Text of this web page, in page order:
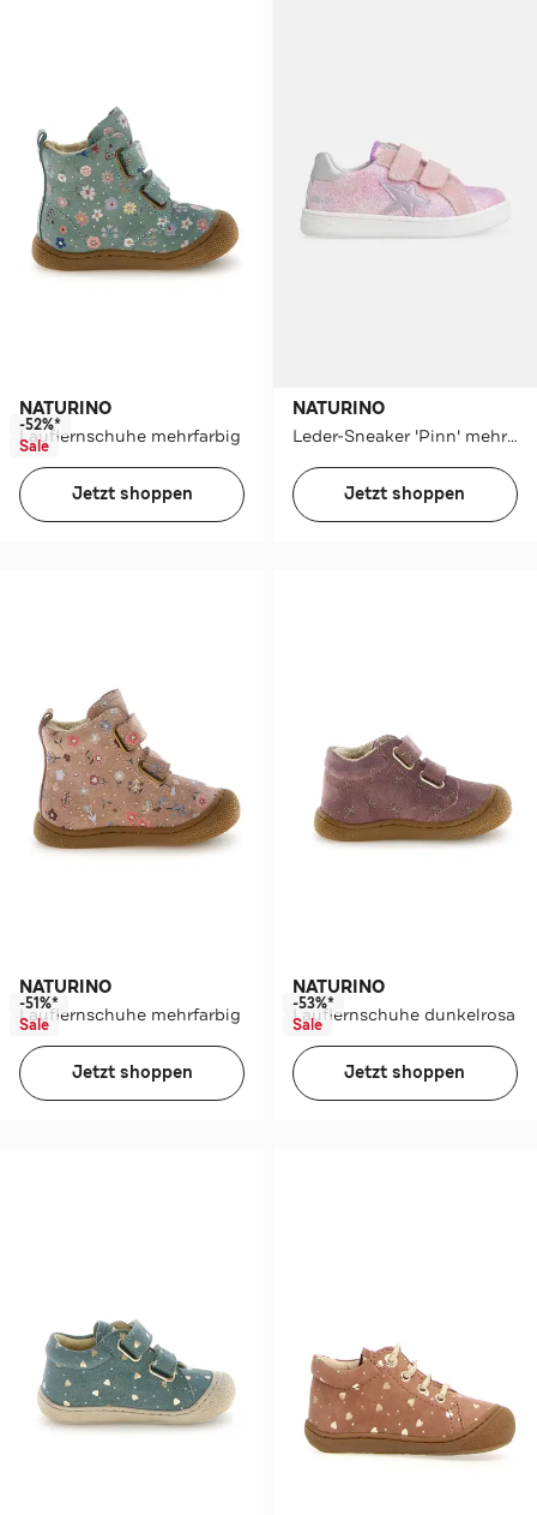
NATURINO
Lauflernschuhe mehrfarbig
-52%*
Sale
Jetzt shoppen
NATURINO
Leder-Sneaker 'Pinn' mehrfarbig
Jetzt shoppen
NATURINO
Lauflernschuhe mehrfarbig
-51%*
Sale
Jetzt shoppen
NATURINO
Lauflernschuhe dunkelrosa
-53%*
Sale
Jetzt shoppen